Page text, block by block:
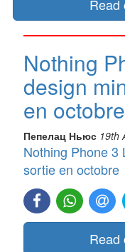
Nothing
design
en
Пепелац Ньюс 19th
Nothing Phone 3
sortie en octobre